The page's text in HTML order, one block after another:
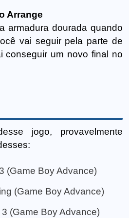
Arrange
armadura dourada quando
vai seguir pela parte de
conseguir um novo final no
jogo, provavelmente
(Game Boy Advance)
(Game Boy Advance)
(Game Boy Advance)